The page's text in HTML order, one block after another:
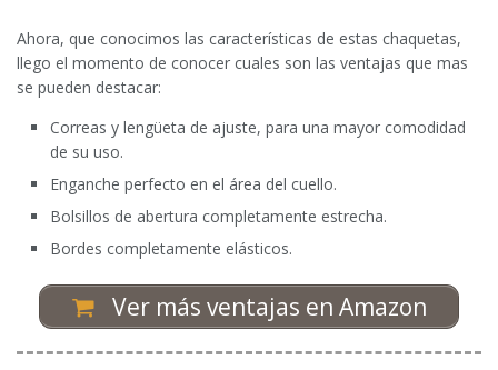
Ahora, que conocimos las características de estas chaquetas,
llego el momento de conocer cuales son las ventajas que mas
se pueden destacar:
Correas y lengüeta de ajuste, para una mayor comodidad
de su uso.
Enganche perfecto en el área del cuello.
Bolsillos de abertura completamente estrecha.
Bordes completamente elásticos.
Ver más ventajas en Amazon